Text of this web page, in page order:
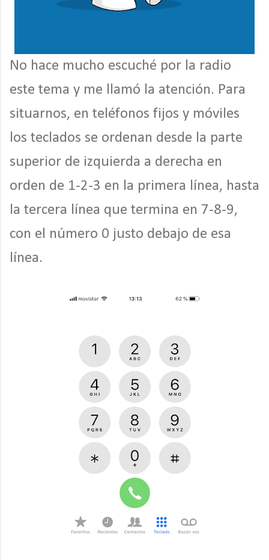
No hace mucho escuché por la radio
este tema y me llamó la atención. Para
situarnos, en teléfonos fijos y móviles
los teclados se ordenan desde la parte
superior de izquierda a derecha en
orden de 1-2-3 en la primera línea, hasta
la tercera línea que termina en 7-8-9,
con el número 0 justo debajo de esa
línea.